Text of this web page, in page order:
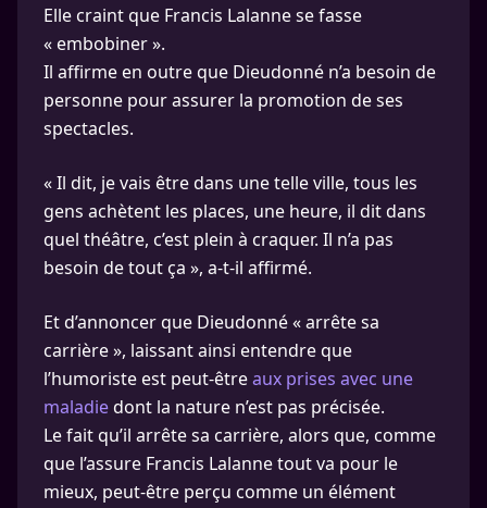
Elle craint que Francis Lalanne se fasse
« embobiner ».
Il affirme en outre que Dieudonné n’a besoin de
personne pour assurer la promotion de ses
spectacles.
« Il dit, je vais être dans une telle ville, tous les
gens achètent les places, une heure, il dit dans
quel théâtre, c’est plein à craquer. Il n’a pas
besoin de tout ça », a-t-il affirmé.
Et d’annoncer que Dieudonné « arrête sa
carrière », laissant ainsi entendre que
l’humoriste est peut-êtreaux prises avec une
maladiedont la nature n’est pas précisée.
Le fait qu’il arrête sa carrière, alors que, comme
que l’assure Francis Lalanne tout va pour le
mieux, peut-être perçu comme un élément